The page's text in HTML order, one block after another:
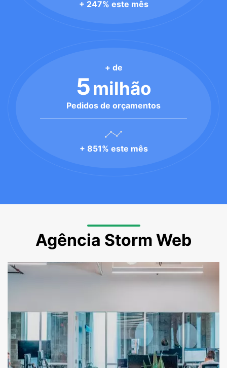
+ 247% este mês
+ de
5milhão
Pedidos de orçamentos
+ 851% este mês
Agência Storm Web